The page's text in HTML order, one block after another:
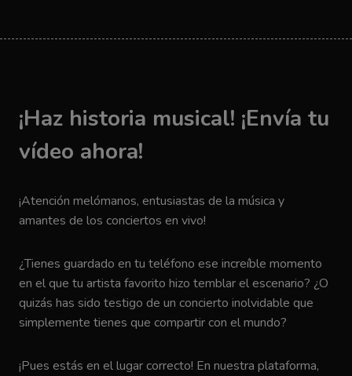
¡Haz historia musical! ¡Envía tu
vídeo ahora!
¡Atención melómanos, entusiastas de la música y
amantes de los conciertos en vivo!
¿Tienes guardado en tu teléfono ese increíble momento
en el que tu artista favorito hizo temblar el escenario? ¿O
quizás has sido testigo de un concierto inolvidable que
simplemente tienes que compartir con el mundo?
¡Pues estás en el lugar correcto! En nuestra plataforma,